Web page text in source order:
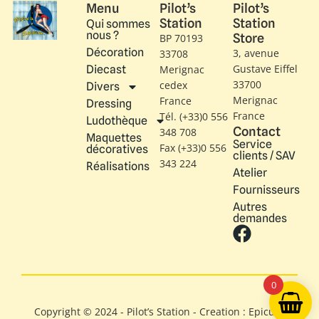
Menu
Qui sommes
nous ?
Décoration
Diecast
Divers
Dressing
Ludothèque
Maquettes
décoratives
Réalisations
Pilot’s
Station
BP 70193
33708
Merignac
cedex
France
Tél. (+33)0 556
348 708
Fax (+33)0 556
343 224
Pilot’s
Station
Store
3, avenue
Gustave Eiffel​
33700
Merignac
France
Contact
Service
clients / SAV
Atelier
Fournisseurs
Autres
demandes
Copyright © 2024 - Pilot’s Station - Creation : Epicure
0